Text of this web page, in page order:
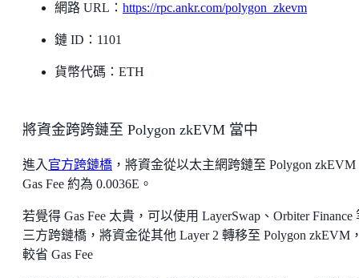
網路 URL： https://rpc.ankr.com/polygon_zkevm
鏈 ID：1101
貨幣代碼：ETH
將資金跨跨鏈至 Polygon zkEVM 當中
進入官方跨鏈橋 ，將資金從以太主網跨鏈至 Polygon zkEVM
Gas Fee 約為 0.0036E。
若覺得 Gas Fee 太貴，可以使用 LayerSwap、Orbiter Finance
三方跨鏈橋，將資金從其他 Layer 2 轉移至 Polygon zkEVM
較省 Gas Fee